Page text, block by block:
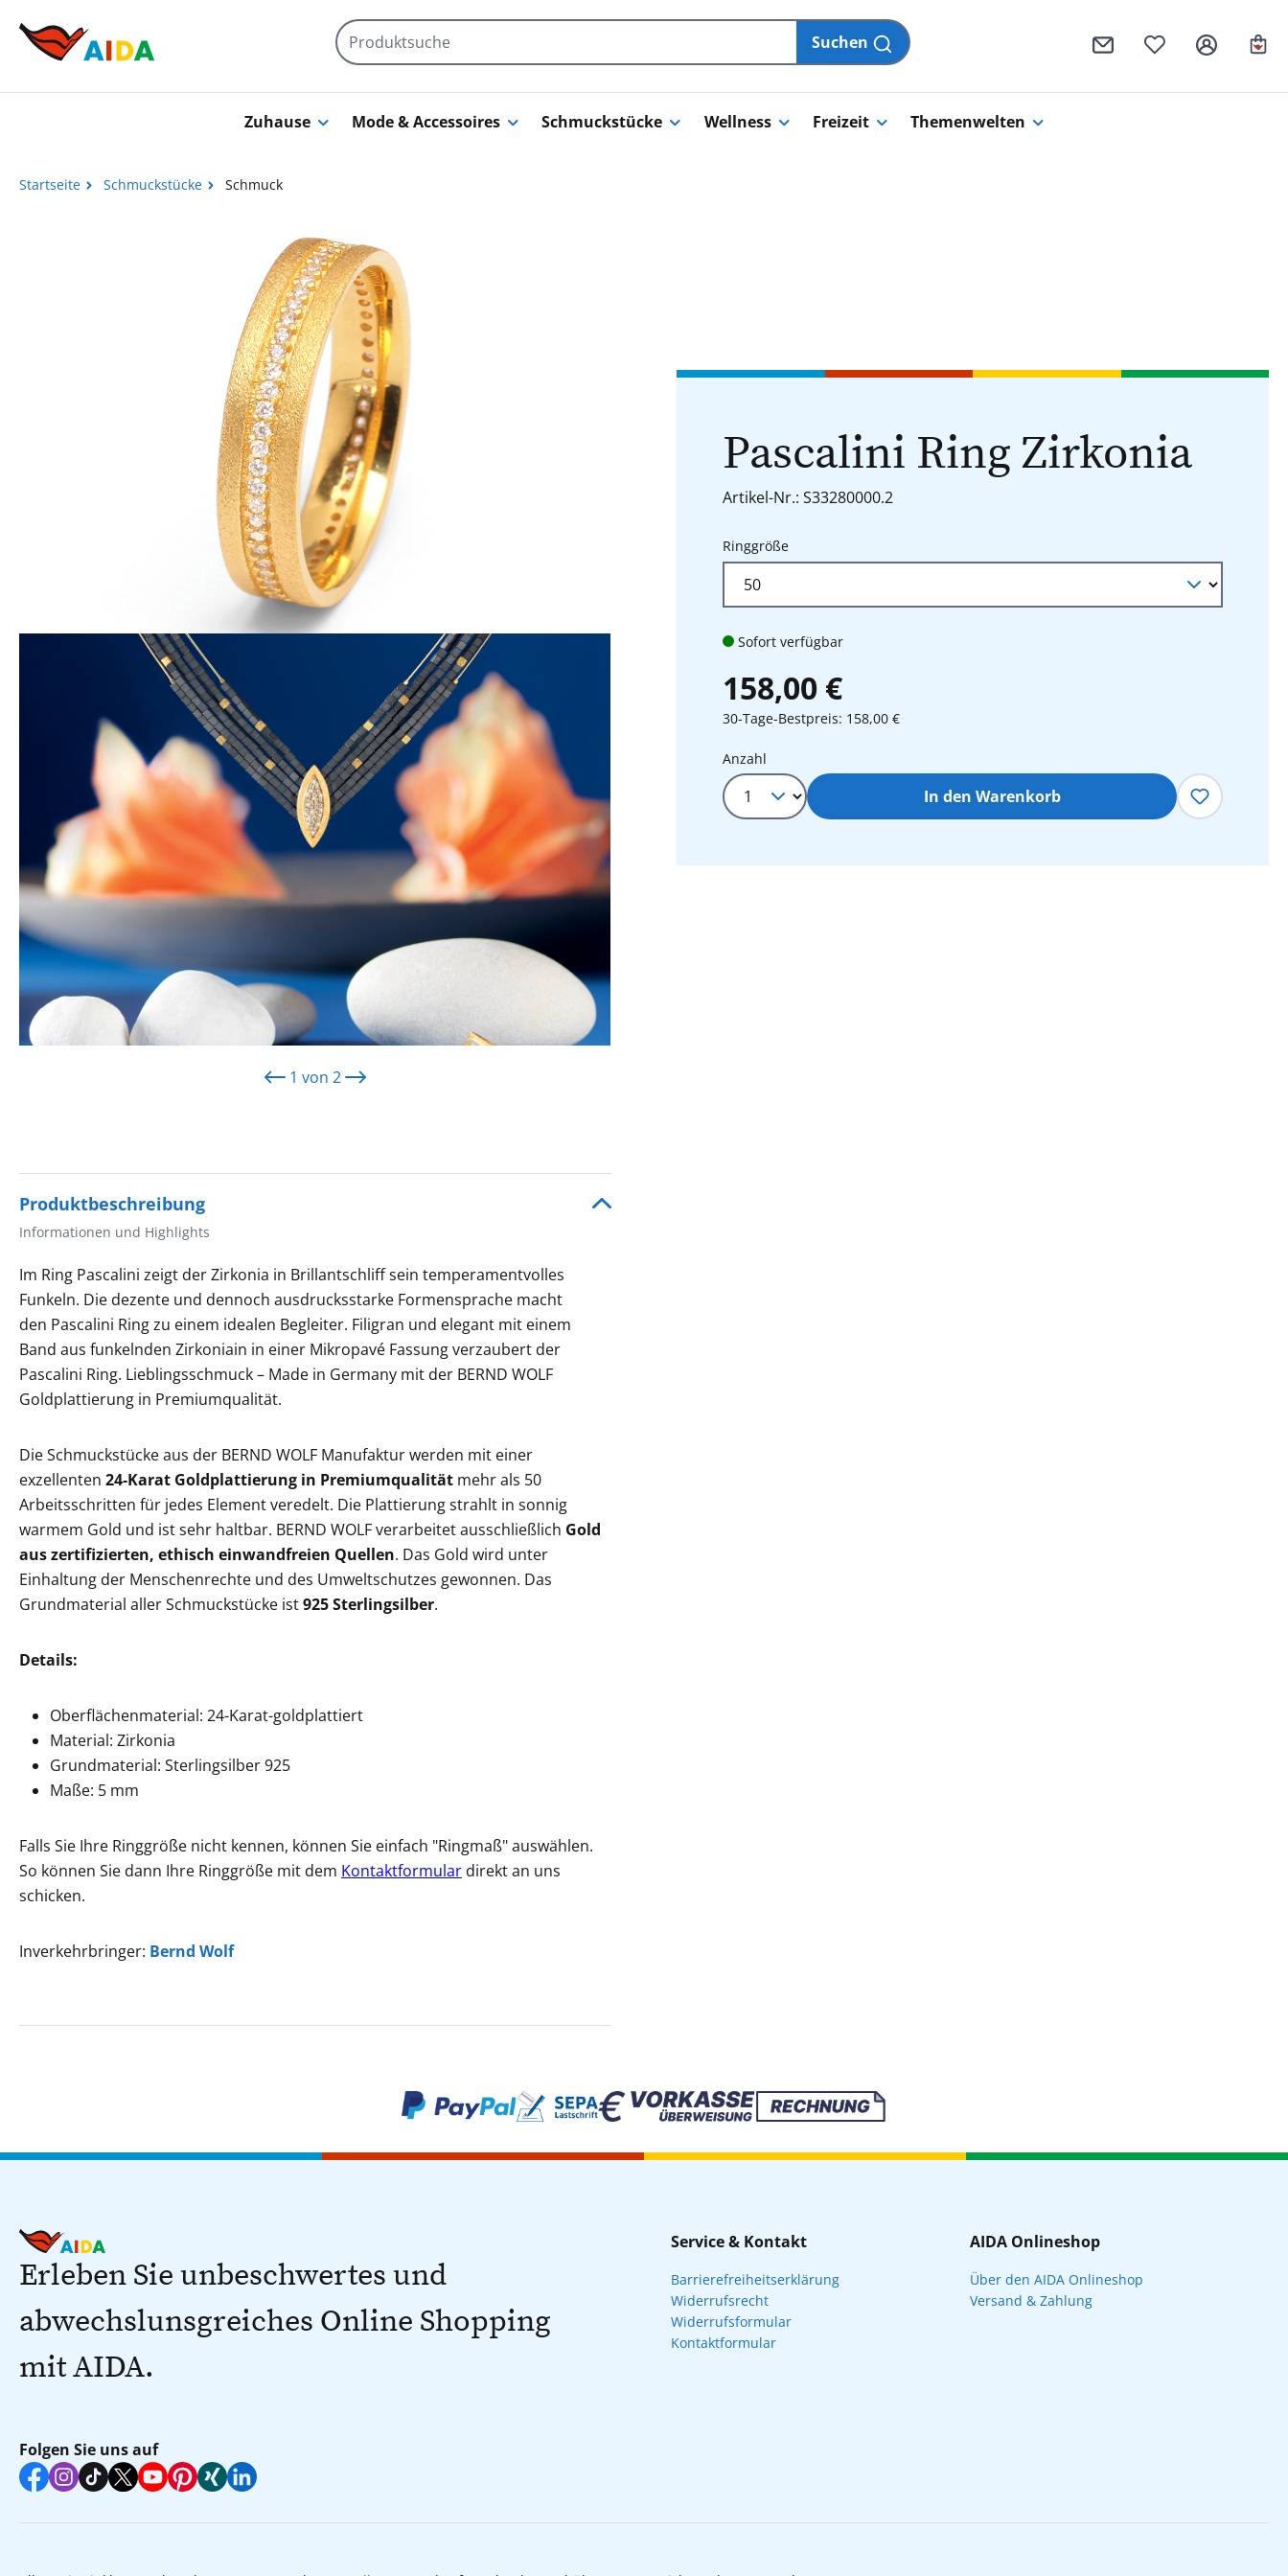
Suchen
Zuhause Mode & Accessoires Schmuckstücke Wellness Freizeit Themenwelten
Startseite Schmuckstücke Schmuck
Pascalini Ring Zirkonia
Artikel-Nr.: S33280000.2
Ringgrößeauswählen
Sofort verfügbar
158,00 €
30-Tage-Bestpreis: 158,00 €
Produkt Anzahl: Gib den gewünschten Wert ein
Anzahl
In den Warenkorb
1 von 2
Produktbeschreibung
Informationen und Highlights
Im Ring Pascalini zeigt der Zirkonia in Brillantschliff sein temperamentvolles
Funkeln. Die dezente und dennoch ausdrucksstarke Formensprache macht
den Pascalini Ring zu einem idealen Begleiter. Filigran und elegant mit einem
Band aus funkelnden Zirkoniain in einer Mikropavé Fassung verzaubert der
Pascalini Ring. Lieblingsschmuck – Made in Germany mit der BERND WOLF
Goldplattierung in Premiumqualität.
Die Schmuckstücke aus der BERND WOLF Manufaktur werden mit einer
exzellenten 24-Karat Goldplattierung in Premiumqualität mehr als 50
Arbeitsschritten für jedes Element veredelt. Die Plattierung strahlt in sonnig
warmem Gold und ist sehr haltbar. BERND WOLF verarbeitet ausschließlich Gold
aus zertifizierten, ethisch einwandfreien Quellen. Das Gold wird unter
Einhaltung der Menschenrechte und des Umweltschutzes gewonnen. Das
Grundmaterial aller Schmuckstücke ist925 Sterlingsilber.
Details:
Oberflächenmaterial: 24-Karat-goldplattiert
Material: Zirkonia
Grundmaterial: Sterlingsilber 925
Maße: 5 mm
Falls Sie Ihre Ringgröße nicht kennen, können Sie einfach "Ringmaß" auswählen.
So können Sie dann Ihre Ringgröße mit dem Kontaktformular direkt an uns
schicken.
Inverkehrbringer: Bernd Wolf
Erleben Sie unbeschwertes und
abwechslunsgreiches Online Shopping
mit AIDA.
Folgen Sie uns auf
Service & Kontakt
Barrierefreiheitserklärung
Widerrufsrecht
Widerrufsformular
Kontaktformular
AIDA Onlineshop
Über den AIDA Onlineshop
Versand & Zahlung